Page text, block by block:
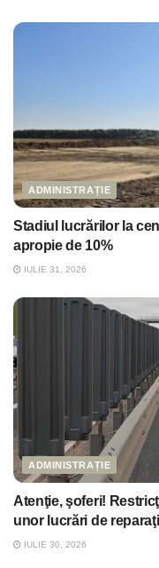
ADMINISTRAȚIE
Stadiul lucrărilor la
apropie de 10%
IULIE 31, 2026
ADMINISTRAȚIE
Atenţie, şoferi!
unor lucrări de
IULIE 30, 2026